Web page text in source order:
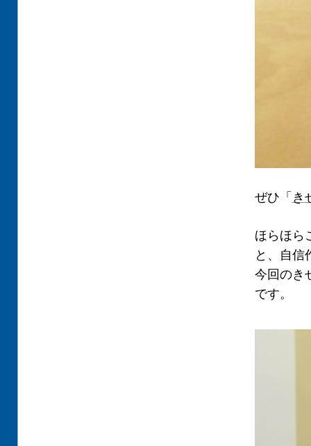
ぜひ「 き
ほらほら
と、自信
今回のき
です。